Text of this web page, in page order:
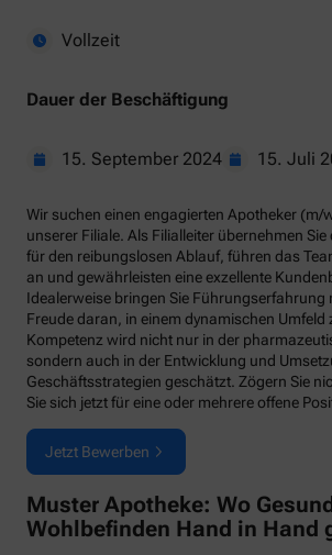
Vollzeit
Dauer der Beschäftigung
15. September 2024 15. Juli
Wir suchen einen engagierten Apotheker (m/
unserer Filiale. Als Filialleiter übernehmen
für den reibungslosen Ablauf, führen das
an und gewährleisten eine exzellente
Idealerweise bringen Sie Führungserfahrung
Freude daran, in einem dynamischen Umfeld
Kompetenz wird nicht nur in der
sondern auch in der Entwicklung und
Geschäftsstrategien geschätzt. Zögern Sie
Sie sich jetzt für eine oder mehrere offene
Jetzt Bewerben
Muster Apotheke: Wo
Wohlbefinden Hand in Hand